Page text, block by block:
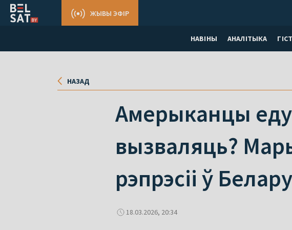
НАВІНЫ АНАЛІТЫКА
ЖЫВЫ ЭФІР
НАЗАД
Амерыканцы
вызваляць?
рэпрэсіі ў
18.03.2026, 20:34